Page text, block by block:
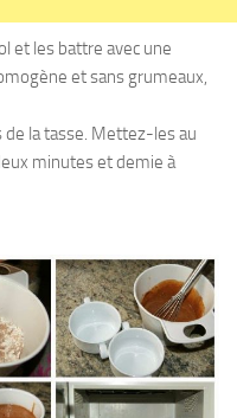
et les battre avec une
et sans grumeaux,
la tasse. Mettez-les au
minutes et demie à